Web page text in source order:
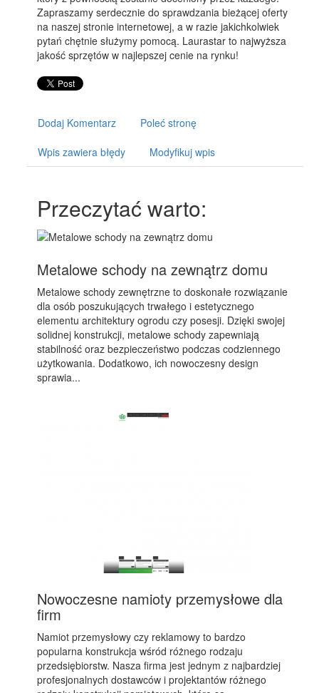
Zapraszamy serdecznie do sprawdzania bieżącej oferty
na naszej stronie internetowej, a w razie jakichkolwiek
pytań chętnie służymy pomocą. Laurastar to najwyższa
jakość sprzętów w najlepszej cenie na rynku!
Dodaj Komentarz Poleć stronę
Wpis zawiera błędy Modyfikuj wpis
Przeczytać warto:
Metalowe schody na zewnątrz domu
Metalowe schody zewnętrzne to doskonałe rozwiązanie
dla osób poszukujących trwałego i estetycznego
elementu architektury ogrodu czy posesji. Dzięki swojej
solidnej konstrukcji, metalowe schody zapewniają
stabilność oraz bezpieczeństwo podczas codziennego
użytkowania. Dodatkowo, ich nowoczesny design
sprawia...
Nowoczesne namioty przemysłowe dla
firm
Namiot przemysłowy czy reklamowy to bardzo
popularna konstrukcja wśród różnego rodzaju
przedsiębiorstw. Nasza firma jest jednym z najbardziej
profesjonalnych dostawców i projektantów różnego